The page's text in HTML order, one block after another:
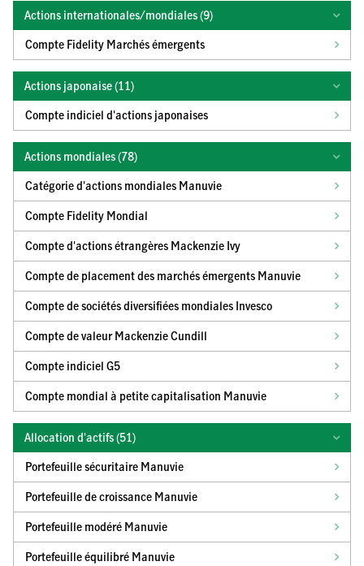
Actions internationales/mondiales (9)
Compte Fidelity Marchés émergents
Actions japonaise (11)
Compte indiciel d'actions japonaises
Actions mondiales (78)
Catégorie d'actions mondiales Manuvie
Compte Fidelity Mondial
Compte d'actions étrangères Mackenzie Ivy
Compte de placement des marchés émergents Manuvie
Compte de sociétés diversifiées mondiales Invesco
Compte de valeur Mackenzie Cundill
Compte indiciel G5
Compte mondial à petite capitalisation Manuvie
Allocation d'actifs (51)
Portefeuille sécuritaire Manuvie
Portefeuille de croissance Manuvie
Portefeuille modéré Manuvie
Portefeuille équilibré Manuvie